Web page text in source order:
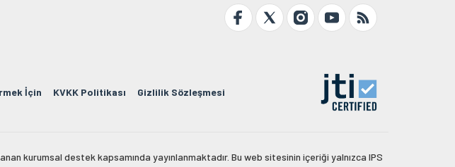
İçin KVKK Politikası Gizlilik Sözleşmesi
kurumsal destek kapsamında yayınlanmaktadır. Bu web sitesinin içeriği yalnızca IPS